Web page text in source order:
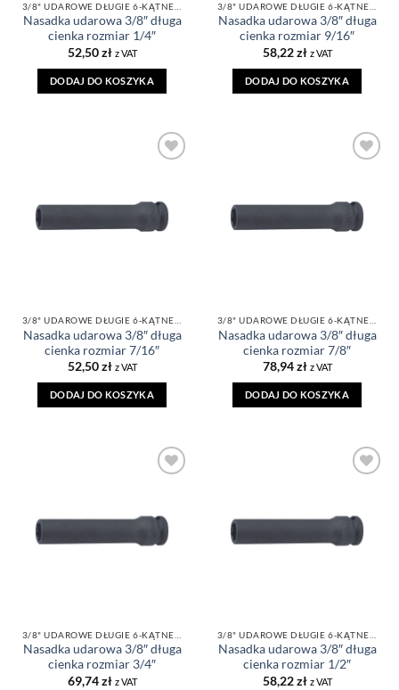
Nasadka udarowa 3/8″ długa
cienka rozmiar 1/4″
52,50zł z VAT
DODAJ DO KOSZYKA
Nasadka udarowa 3/8″ długa
cienka rozmiar 9/16″
58,22zł z VAT
DODAJ DO KOSZYKA
Nasadka udarowa 3/8″ długa
cienka rozmiar 7/16″
52,50zł z VAT
DODAJ DO KOSZYKA
Nasadka udarowa 3/8″ długa
cienka rozmiar 7/8″
78,94zł z VAT
DODAJ DO KOSZYKA
Nasadka udarowa 3/8″ długa
cienka rozmiar 3/4″
69,74zł z VAT
Nasadka udarowa 3/8″ długa
cienka rozmiar 1/2″
58,22zł z VAT